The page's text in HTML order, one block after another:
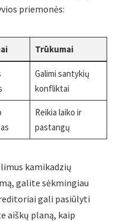
priemonės:
Trūkumai
Galimi santykių
konfliktai
Reikia laiko ir
pastangų
kamikadzių
galite sėkmingiau
gali pasiūlyti
aiškų planą, kaip